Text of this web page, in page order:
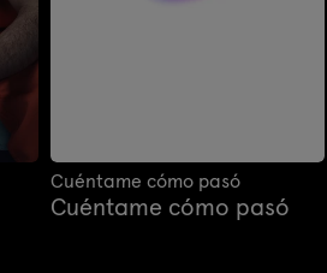
Cuéntame cómo pasó
Cuéntame cómo pasó